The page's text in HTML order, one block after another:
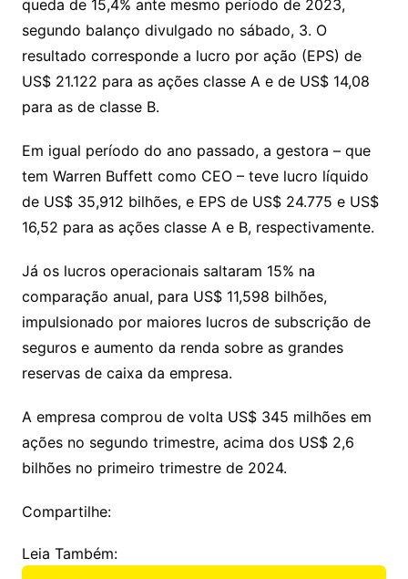
n
k
p
p
m
n
a
s
o
m
a
g
e
k.
c
o
m
e o
M
ai
d
s
queda de 15,4% ante mesmo período de 2023,
segundo balanço divulgado no sábado, 3. O
resultado corresponde a lucro por ação (EPS) de
US$ 21.122 para as ações classe A e de US$ 14,08
para as de classe B.
Em igual período do ano passado, a gestora – que
tem Warren Buffett como CEO – teve lucro líquido
de US$ 35,912 bilhões, e EPS de US$ 24.775 e US$
16,52 para as ações classe A e B, respectivamente.
Já os lucros operacionais saltaram 15% na
comparação anual, para US$ 11,598 bilhões,
impulsionado por maiores lucros de subscrição de
seguros e aumento da renda sobre as grandes
reservas de caixa da empresa.
A empresa comprou de volta US$ 345 milhões em
ações no segundo trimestre, acima dos US$ 2,6
bilhões no primeiro trimestre de 2024.
Compartilhe:
Leia Também: